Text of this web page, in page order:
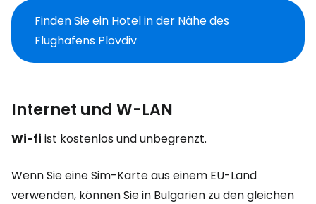
Finden Sie ein Hotel in der Nähe des
Flughafens Plovdiv
Internet und W-LAN
Wi-fi ist kostenlos und unbegrenzt.
Wenn Sie eine Sim-Karte aus einem EU-Land
verwenden, können Sie in Bulgarien zu den gleichen